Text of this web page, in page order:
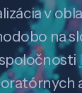
v
na